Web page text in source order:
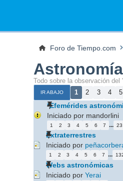
Foro de Tiempo.com
Astronomía
Todo sobre la observación del
IR ABAJO 1 2 3 4 5
*Efemérides
Iniciado por mandorlini
1 2 3 4 5 6 7 ... 23
Extraterrestres
Iniciado por
1 2 3 4 5 6 7 ...
Webs astronómicas
Iniciado por Yerai